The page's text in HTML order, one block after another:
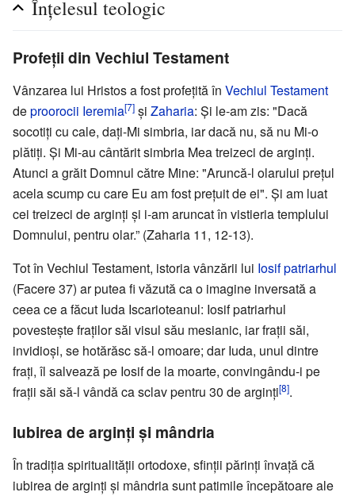
Înțelesul teologic
Profeții din Vechiul Testament
Vânzarea lui Hristos a fost profeţită în Vechiul Testament
deproorocii Ieremia[7] şi Zaharia: Şi le-am zis: "Dacă
socotiţi cu cale, daţi-Mi simbria, iar dacă nu, să nu Mi-o
plătiţi. Şi Mi-au cântărit simbria Mea treizeci de arginţi.
Atunci a grăit Domnul către Mine: "Aruncă-l olarului preţul
acela scump cu care Eu am fost preţuit de ei". Şi am luat
cei treizeci de arginţi şi i-am aruncat în vistieria templului
Domnului, pentru olar.” (Zaharia 11, 12-13).
Tot în Vechiul Testament, istoria vânzării lui Iosif patriarhul
(Facere 37) ar putea fi văzută ca o imagine inversată a
ceea ce a făcut Iuda Iscarioteanul: Iosif patriarhul
povestește fraților săi visul său mesianic, iar frații săi,
invidioși, se hotărăsc să-l omoare; dar Iuda, unul dintre
frați, îl salvează pe Iosif de la moarte, convingându-i pe
frații săi să-l vândă ca sclav pentru 30 de arginți[8].
Iubirea de arginți și mândria
În tradiția spiritualității ortodoxe, sfinții părinți învață că
iubirea de arginți și mândria sunt patimile începătoare ale